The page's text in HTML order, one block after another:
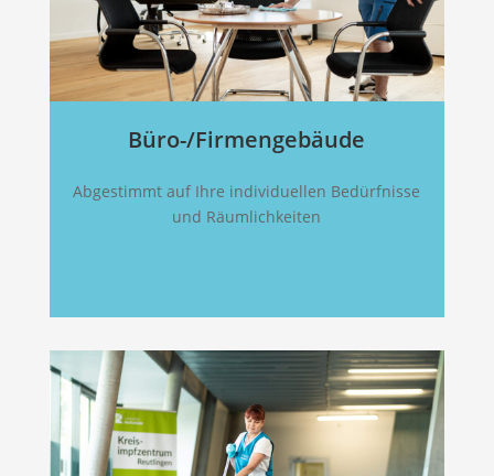
Büro-/Firmengebäude
Abgestimmt auf Ihre individuellen Bedürfnisse
und Räumlichkeiten